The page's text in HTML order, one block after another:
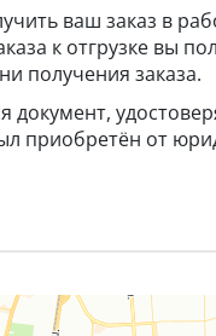
ваш заказ в
к отгрузке вы
получения заказа.
документ,
приобретён от